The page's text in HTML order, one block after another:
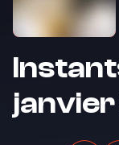
janvier